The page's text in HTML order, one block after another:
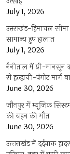
July 1, 2026
उत्तराखंड-हिमाचल
सामान्य हुए हालात
July 1, 2026
नैनीताल में प्री-
से हल्द्वानी-पंगोट मार्ग
June 30, 2026
जौनपुर में म्यूजिक
की बहन की मौत
June 30, 2026
उत्‍तराखंड में दर्दनाक